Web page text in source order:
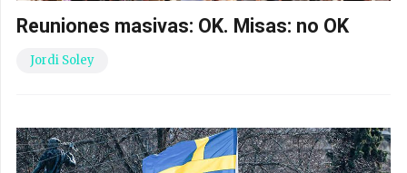
Reuniones masivas: OK. Misas: no OK
Jordi Soley